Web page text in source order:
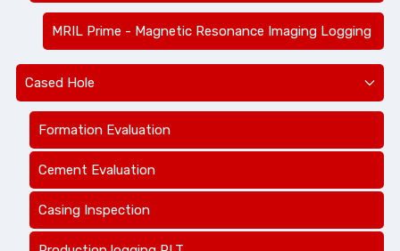
MRIL Prime - Magnetic Resonance Imaging Logging
Cased Hole
Formation Evaluation
Cement Evaluation
Casing Inspection